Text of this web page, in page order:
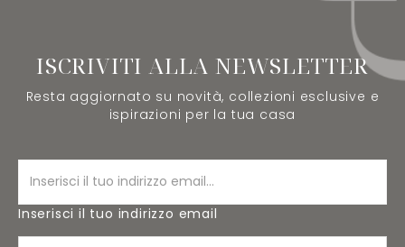
ISCRIVITI ALLA NEWSLETTER
Resta aggiornato su novità, collezioni esclusive e
ispirazioni per la tua casa
Inserisci il tuo indirizzo email